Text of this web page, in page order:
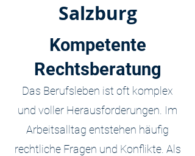
Salzburg
Kompetente
Rechtsberatung
Das Berufsleben ist oft komplex
und voller Herausforderungen. Im
Arbeitsalltag entstehen häufig
rechtliche Fragen und Konflikte. Als